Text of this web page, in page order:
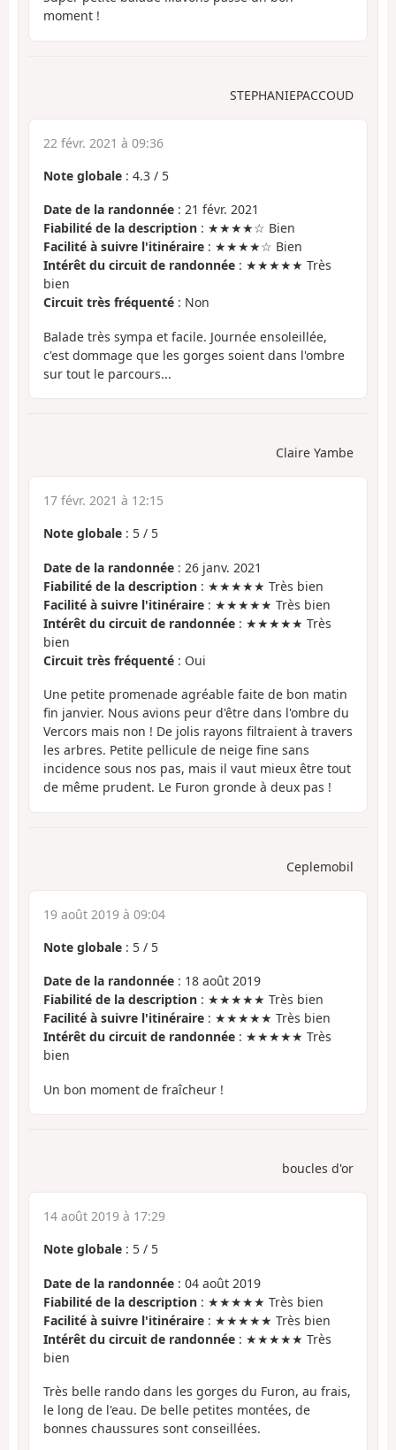
moment !
STEPHANIEPACCOUD
22 févr. 2021 à 09:36
Note globale : 4.3 / 5
Date de la randonnée : 21 févr. 2021
Fiabilité de la description : ★★★★☆ Bien
Facilité à suivre l'itinéraire : ★★★★☆ Bien
Intérêt du circuit de randonnée : ★★★★★ Très
bien
Circuit très fréquenté : Non
Balade très sympa et facile. Journée ensoleillée,
c'est dommage que les gorges soient dans l'ombre
sur tout le parcours...
Claire Yambe
17 févr. 2021 à 12:15
Note globale : 5 / 5
Date de la randonnée : 26 janv. 2021
Fiabilité de la description : ★★★★★ Très bien
Facilité à suivre l'itinéraire : ★★★★★ Très bien
Intérêt du circuit de randonnée : ★★★★★ Très
bien
Circuit très fréquenté : Oui
Une petite promenade agréable faite de bon matin
fin janvier. Nous avions peur d'être dans l'ombre du
Vercors mais non ! De jolis rayons filtraient à travers
les arbres. Petite pellicule de neige fine sans
incidence sous nos pas, mais il vaut mieux être tout
de même prudent. Le Furon gronde à deux pas !
Ceplemobil
19 août 2019 à 09:04
Note globale : 5 / 5
Date de la randonnée : 18 août 2019
Fiabilité de la description : ★★★★★ Très bien
Facilité à suivre l'itinéraire : ★★★★★ Très bien
Intérêt du circuit de randonnée : ★★★★★ Très
bien
Un bon moment de fraîcheur !
boucles d'or
14 août 2019 à 17:29
Note globale : 5 / 5
Date de la randonnée : 04 août 2019
Fiabilité de la description : ★★★★★ Très bien
Facilité à suivre l'itinéraire : ★★★★★ Très bien
Intérêt du circuit de randonnée : ★★★★★ Très
bien
Très belle rando dans les gorges du Furon, au frais,
le long de l'eau. De belle petites montées, de
bonnes chaussures sont conseillées.